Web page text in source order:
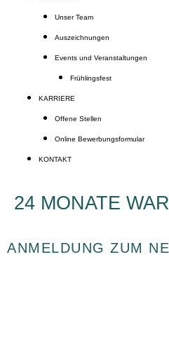
Unser Team
Auszeichnungen
Events und Veranstaltungen
Frühlingsfest
KARRIERE
Offene Stellen
Online Bewerbungsformular
KONTAKT
24 MONATE
ANMELDUNG ZUM